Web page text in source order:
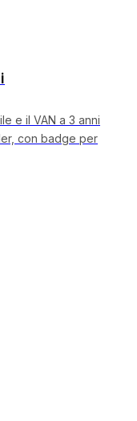
e il VAN a 3 anni
con badge per